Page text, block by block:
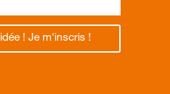
! Je m'inscris !